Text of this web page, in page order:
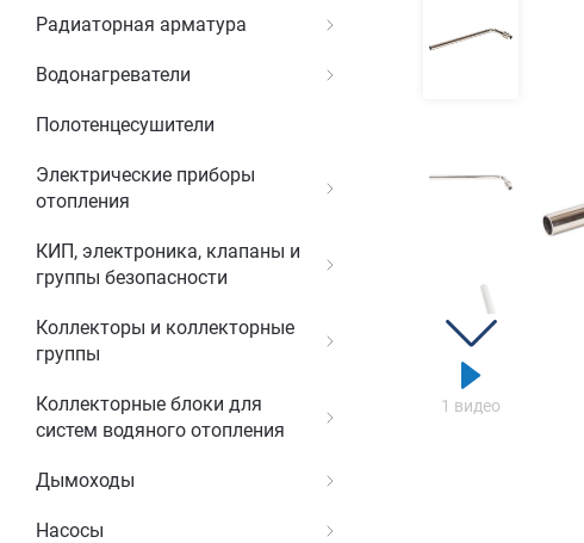
Радиаторная арматура
Водонагреватели
Полотенцесушители
Электрические приборы
отопления
КИП, электроника, клапаны и
группы безопасности
Коллекторы и коллекторные
группы
Коллекторные блоки для
систем водяного отопления
Дымоходы
Насосы
1 видео